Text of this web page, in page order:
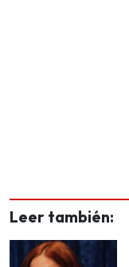
Leer también: